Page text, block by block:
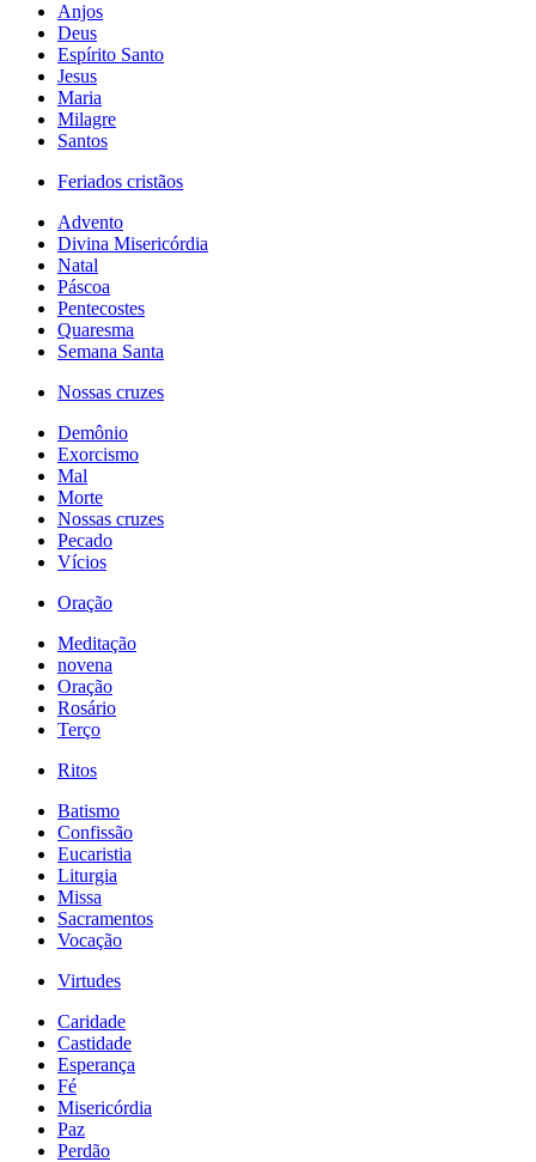
Anjos
Deus
Espírito Santo
Jesus
Maria
Milagre
Santos
Feriados cristãos
Advento
Divina Misericórdia
Natal
Páscoa
Pentecostes
Quaresma
Semana Santa
Nossas cruzes
Demônio
Exorcismo
Mal
Morte
Nossas cruzes
Pecado
Vícios
Oração
Meditação
novena
Oração
Rosário
Terço
Ritos
Batismo
Confissão
Eucaristia
Liturgia
Missa
Sacramentos
Vocação
Virtudes
Caridade
Castidade
Esperança
Fé
Misericórdia
Paz
Perdão